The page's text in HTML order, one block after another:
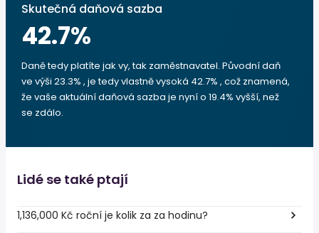
Skutečná daňová sazba
42.7%
Daně tedy platíte jak vy, tak zaměstnavatel. Původní daň
ve výši 23.3% , je tedy vlastně vysoká 42.7% , což znamená,
že vaše aktuální daňová sazba je nyní o 19.4% vyšší, než
se zdálo.
Lidé se také ptají
1,136,000 Kč roční je kolik za za hodinu?